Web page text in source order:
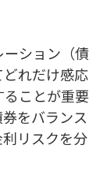
ション（債
れだけ感応
ことが重要
をバランス
リスクを分